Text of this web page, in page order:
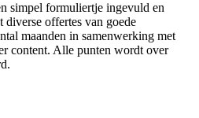
simpel formuliertje ingevuld en
diverse offertes van goede
maanden in samenwerking met
content. Alle punten wordt over